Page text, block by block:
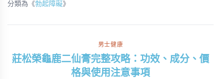
分類為《勃起障礙》
男士健康
莊松榮龜鹿二仙膏完整攻略：功效、成分、價
格與使用注意事項